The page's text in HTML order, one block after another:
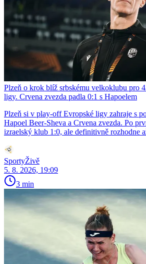
Plzeň o krok blíž srbskému velkoklubu pro
ligy. Crvena zvezda padla 0:1 s Hapoelem
Plzeň si v play-off Evropské ligy zahraje s
Hapoel Beer-Sheva a Crvena zvezda. Po
izraelský klub 1:0, ale definitivně rozhodne
SportyŽivě
5. 8. 2026, 19:09
3 min